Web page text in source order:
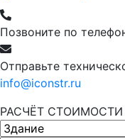
Позвоните по
Отправьте
info@iconstr.ru
РАСЧЁТ